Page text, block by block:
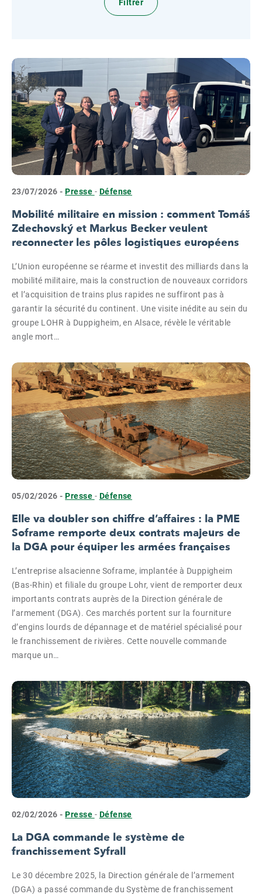
23/07/2026 - Presse - Défense
Mobilité militaire en mission : comment Tomáš
Zdechovský et Markus Becker veulent
reconnecter les pôles logistiques européens
L’Union européenne se réarme et investit des milliards dans la
mobilité militaire, mais la construction de nouveaux corridors
et l’acquisition de trains plus rapides ne suffiront pas à
garantir la sécurité du continent. Une visite inédite au sein du
groupe LOHR à Duppigheim, en Alsace, révèle le véritable
angle mort…
05/02/2026 - Presse - Défense
Elle va doubler son chiffre d’affaires : la PME
Soframe remporte deux contrats majeurs de
la DGA pour équiper les armées françaises
L’entreprise alsacienne Soframe, implantée à Duppigheim
(Bas-Rhin) et filiale du groupe Lohr, vient de remporter deux
importants contrats auprès de la Direction générale de
l’armement (DGA). Ces marchés portent sur la fourniture
d’engins lourds de dépannage et de matériel spécialisé pour
le franchissement de rivières. Cette nouvelle commande
marque un…
02/02/2026 - Presse - Défense
La DGA commande le système de
franchissement Syfrall
Le 30 décembre 2025, la Direction générale de l’armement
(DGA) a passé commande du Système de franchissement